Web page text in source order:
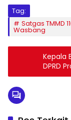
Tag:
Satgas TMMD
Wasbang
Kepala
DPRD